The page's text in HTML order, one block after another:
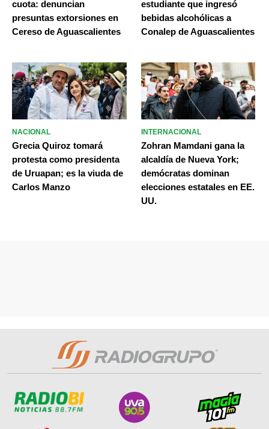
cuota: denuncian
presuntas extorsiones en
Cereso de Aguascalientes
estudiante que ingresó
bebidas alcohólicas a
Conalep de Aguascalientes
NACIONAL
Grecia Quiroz tomará
protesta como presidenta
de Uruapan; es la viuda de
Carlos Manzo
INTERNACIONAL
Zohran Mamdani gana la
alcaldía de Nueva York;
demócratas dominan
elecciones estatales en EE.
UU.